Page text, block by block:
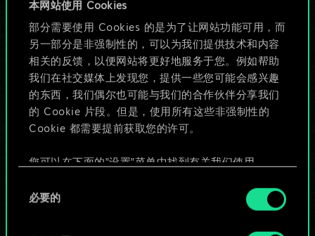
本网站使用 Cookies
部分需要使用 Cookies 的是为了让网站功能可用，而
另一部分是非强制性的，可以为我们提供技术和内容
相关的反馈，以便网站将更好地服务于您。例如帮助
我们在社交媒体上发现您，提供一些您可能会感兴趣
的东西，我们偶尔也可能与我们的合作伙伴分享我们
的 Cookie 片段。但是，使用所有这些非强制性的
Cookie 都需要提前获取您的许可。
您可以在下面的"设置"菜单中找到有关我们使用
好。一旦您了解了其中的内容并准备好继续，请点
必要的
目前只是分享了一套
牌，但能做的不止这
些！
给牌组命名并撰写攻略